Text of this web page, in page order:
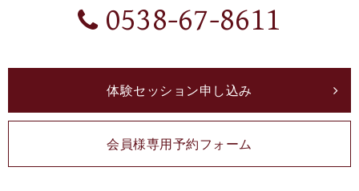
0538-67-8611
体験セッション申し込み
会員様専用予約フォーム